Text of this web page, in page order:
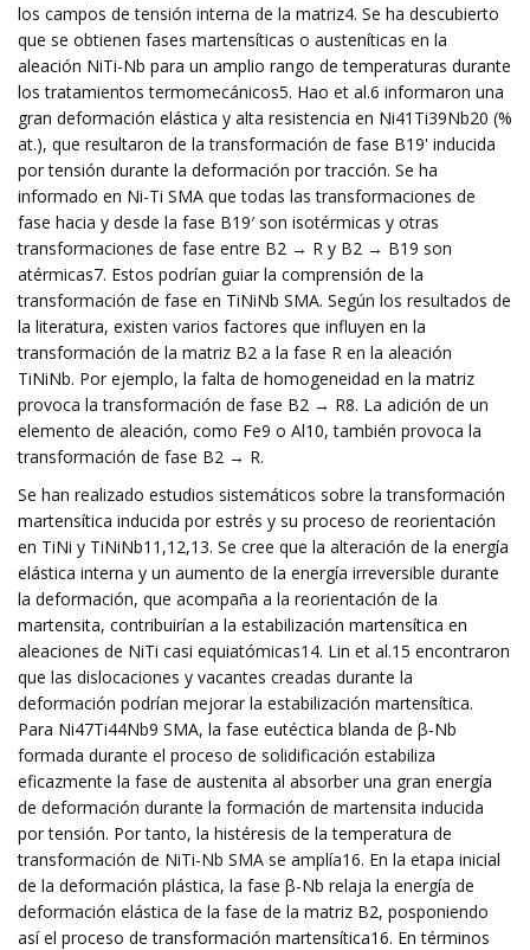
los campos de tensión interna de la matriz4. Se ha descubierto
que se obtienen fases martensíticas o austeníticas en la
aleación NiTi-Nb para un amplio rango de temperaturas durante
los tratamientos termomecánicos5. Hao et al.6 informaron una
gran deformación elástica y alta resistencia en Ni41Ti39Nb20 (%
at.), que resultaron de la transformación de fase B19' inducida
por tensión durante la deformación por tracción. Se ha
informado en Ni-Ti SMA que todas las transformaciones de
fase hacia y desde la fase B19′ son isotérmicas y otras
transformaciones de fase entre B2 → R y B2 → B19 son
atérmicas7. Estos podrían guiar la comprensión de la
transformación de fase en TiNiNb SMA. Según los resultados de
la literatura, existen varios factores que influyen en la
transformación de la matriz B2 a la fase R en la aleación
TiNiNb. Por ejemplo, la falta de homogeneidad en la matriz
provoca la transformación de fase B2 → R8. La adición de un
elemento de aleación, como Fe9 o Al10, también provoca la
transformación de fase B2 → R.
Se han realizado estudios sistemáticos sobre la transformación
martensítica inducida por estrés y su proceso de reorientación
en TiNi y TiNiNb11,12,13. Se cree que la alteración de la energía
elástica interna y un aumento de la energía irreversible durante
la deformación, que acompaña a la reorientación de la
martensita, contribuirían a la estabilización martensítica en
aleaciones de NiTi casi equiatómicas14. Lin et al.15 encontraron
que las dislocaciones y vacantes creadas durante la
deformación podrían mejorar la estabilización martensítica.
Para Ni47Ti44Nb9 SMA, la fase eutéctica blanda de β-Nb
formada durante el proceso de solidificación estabiliza
eficazmente la fase de austenita al absorber una gran energía
de deformación durante la formación de martensita inducida
por tensión. Por tanto, la histéresis de la temperatura de
transformación de NiTi-Nb SMA se amplía16. En la etapa inicial
de la deformación plástica, la fase β-Nb relaja la energía de
deformación elástica de la fase de la matriz B2, posponiendo
así el proceso de transformación martensítica16. En términos